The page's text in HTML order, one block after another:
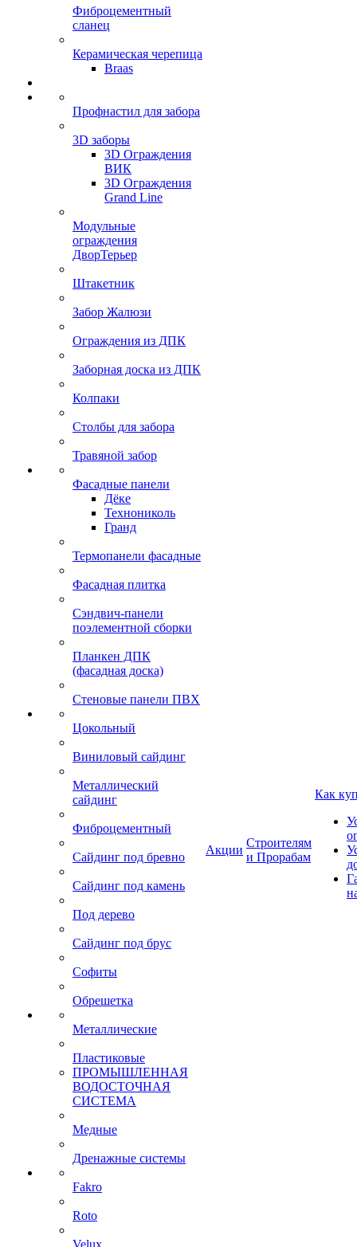
Фиброцементный
сланец
Керамическая черепица
Braas
Профнастил для забора
3D заборы
3D Ограждения
ВИК
3D Ограждения
Grand Line
Модульные
ограждения
ДворТерьер
Штакетник
Забор Жалюзи
Ограждения из ДПК
Заборная доска из ДПК
Колпаки
Столбы для забора
Травяной забор
Фасадные панели
Дёке
Технониколь
Гранд
Термопанели фасадные
Фасадная плитка
Сэндвич-панели
поэлементной сборки
Планкен ДПК
(фасадная доска)
Стеновые панели ПВХ
Цокольный
Виниловый сайдинг
Металлический
сайдинг
Фиброцементный
Сайдинг под бревно
Сайдинг под камень
Под дерево
Сайдинг под брус
Софиты
Обрешетка
Металлические
Пластиковые
ПРОМЫШЛЕННАЯ
ВОДОСТОЧНАЯ
СИСТЕМА
Медные
Дренажные системы
Fakro
Roto
Velux
Акции
Строителям
и Прорабам
Как